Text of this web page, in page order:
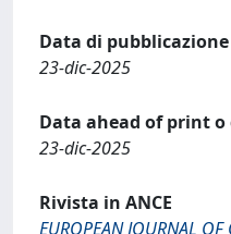
Data di pubblicazione
23-dic-2025
Data ahead of print
23-dic-2025
Rivista in ANCE
EUROPEAN JOURNAL